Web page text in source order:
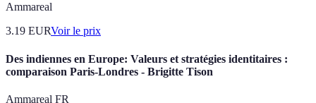
Ammareal
3.19 EURVoir le prix
Des indiennes en Europe: Valeurs et stratégies identitaires :
comparaison Paris-Londres - Brigitte Tison
Ammareal FR